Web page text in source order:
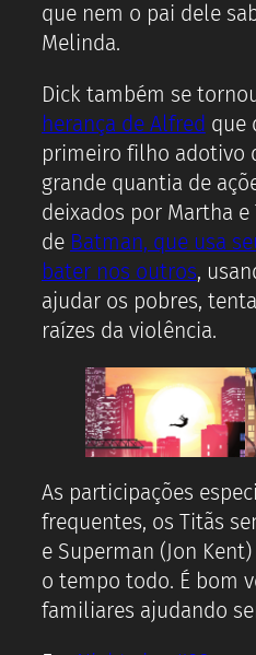
que nem o pai dele
Melinda.
Dick também se
herança de Alfred que
primeiro filho adotivo
grande quantia de
deixados por Martha
de Batman, que usa
bater nos outros,
ajudar os pobres,
raízes da violência.
As participações
frequentes, os Titãs
e Superman (Jon
o tempo todo. É bom
familiares ajudando